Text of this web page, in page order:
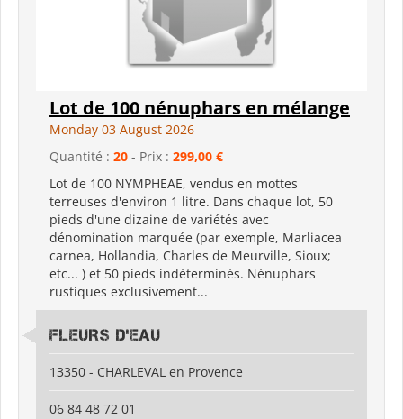
Lot de 100 nénuphars en mélange
Monday 03 August 2026
Quantité : 20 - Prix : 299,00 €
Lot de 100 NYMPHEAE, vendus en mottes
terreuses d'environ 1 litre. Dans chaque lot, 50
pieds d'une dizaine de variétés avec
dénomination marquée (par exemple, Marliacea
carnea, Hollandia, Charles de Meurville, Sioux;
etc... ) et 50 pieds indéterminés. Nénuphars
rustiques exclusivement...
FLEURS D'EAU
13350 - CHARLEVAL en Provence
06 84 48 72 01